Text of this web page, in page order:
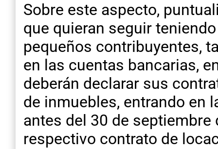
Sobre este aspecto,
que quieran seguir
pequeños contribuyentes,
en las cuentas bancarias,
deberán declarar sus
de inmuebles, entrando en
antes del 30 de
respectivo contrato de